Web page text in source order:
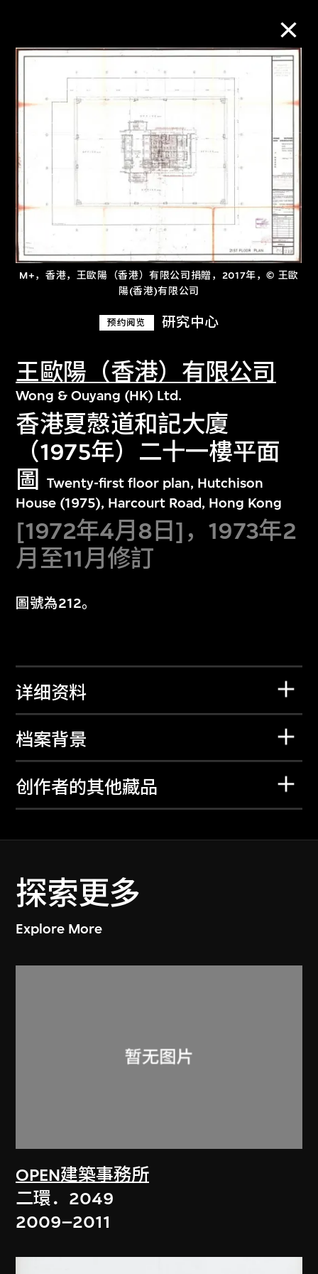
M+，香港，王歐陽（香港）有限公司捐贈，2017年，© 王歐
陽(香港)有限公司
预约阅览 研究中心
王歐陽（香港）有限公司
Wong & Ouyang (HK) Ltd.
香港夏慤道和記大廈
（1975年）二十一樓平面
圖
Twenty-first floor plan, Hutchison
House (1975), Harcourt Road, Hong Kong
[1972年4月8日]，1973年2
月至11月修訂
圖號為212。
详细资料
档案背景
创作者的其他藏品
探索更多
Explore More
OPEN建築事務所
二環．2049
2009–2011
M+藏品
进一步筛选
关于M+藏品
探索世界顶级的二十及二十一世纪视觉